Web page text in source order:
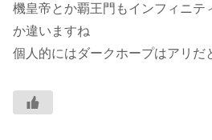
機皇帝とか覇王門もインフィニ
か違いますね
個人的にはダークホープはアリだ